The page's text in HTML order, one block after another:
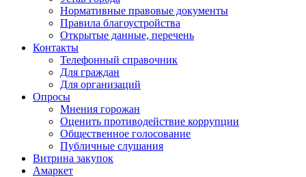
Нормативные правовые документы
Правила благоустройства
Открытые данные, перечень
Контакты
Телефонный справочник
Для граждан
Для организаций
Опросы
Мнения горожан
Оценить противодействие коррупции
Общественное голосование
Публичные слушания
Витрина закупок
Амаркет